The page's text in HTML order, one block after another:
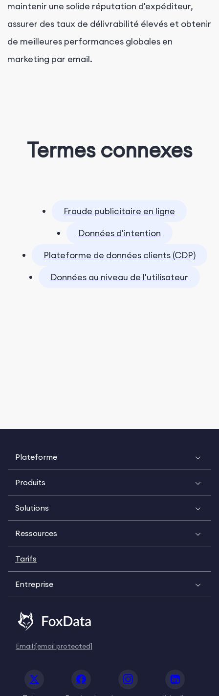
maintenir une solide réputation d'expéditeur,
assurer des taux de délivrabilité élevés et obtenir
de meilleures performances globales en
marketing par email.
Termes connexes
Fraude publicitaire en ligne
Données d'intention
Plateforme de données clients (CDP)
Données au niveau de l'utilisateur
Plateforme
Produits
Solutions
Ressources
Tarifs
Entreprise
Email:[email protected]